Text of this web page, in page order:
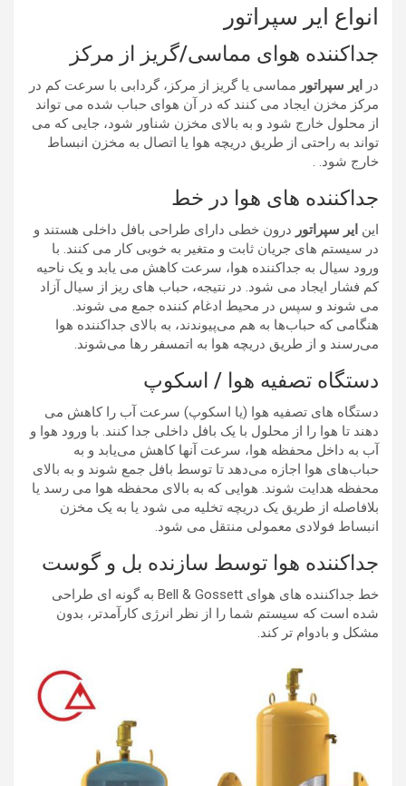
انواع ایر سپراتور
جداکننده هوای مماسی/گریز از مرکز
در ایر سپراتور مماسی یا گریز از مرکز، گردابی با سرعت کم در
مرکز مخزن ایجاد می کنند که در آن هوای حباب شده می تواند
از محلول خارج شود و به بالای مخزن شناور شود، جایی که می
تواند به راحتی از طریق دریچه هوا یا اتصال به مخزن انبساط
خارج شود. .
جداکننده های هوا در خط
این ایر سپراتور درون خطی دارای طراحی بافل داخلی هستند و
در سیستم های جریان ثابت و متغیر به خوبی کار می کنند. با
ورود سیال به جداکننده هوا، سرعت کاهش می یابد و یک ناحیه
کم فشار ایجاد می شود. در نتیجه، حباب های ریز از سیال آزاد
می شوند و سپس در محیط ادغام کننده جمع می شوند.
هنگامی که حباب‌ها به هم می‌پیوندند، به بالای جداکننده هوا
می‌رسند و از طریق دریچه هوا به اتمسفر رها می‌شوند.
دستگاه تصفیه هوا / اسکوپ
دستگاه های تصفیه هوا (یا اسکوپ) سرعت آب را کاهش می
دهند تا هوا را از محلول با یک بافل داخلی جدا کنند. با ورود هوا و
آب به داخل محفظه هوا، سرعت آنها کاهش می‌یابد و به
حباب‌های هوا اجازه می‌دهد تا توسط بافل جمع شوند و به بالای
محفظه هدایت شوند. هوایی که به بالای محفظه هوا می رسد یا
بلافاصله از طریق یک دریچه تخلیه می شود یا به یک مخزن
انبساط فولادی معمولی منتقل می شود.
جداکننده هوا توسط سازنده بل و گوست
خط جداکننده های هوای Bell & Gossett به گونه ای طراحی
شده است که سیستم شما را از نظر انرژی کارآمدتر، بدون
مشکل و بادوام تر کند.